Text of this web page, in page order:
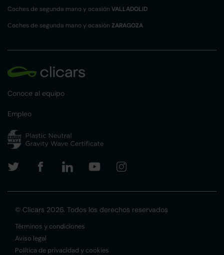
Coches de segunda mano y ocasión VALLADOLID
Coches de segunda mano y ocasión ZARAGOZA
Conoce al equipo
Empleo
© Clicars 2026. Todos los derechos reservados
Términos y condiciones
Aviso legal
Política de privacidad y cookies